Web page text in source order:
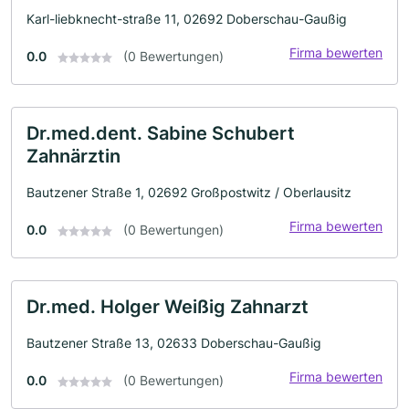
Karl-liebknecht-straße 11, 02692 Doberschau-Gaußig
0.0 (0 Bewertungen) Firma bewerten
Dr.med.dent. Sabine Schubert
Zahnärztin
Bautzener Straße 1, 02692 Großpostwitz / Oberlausitz
0.0 (0 Bewertungen) Firma bewerten
Dr.med. Holger Weißig Zahnarzt
Bautzener Straße 13, 02633 Doberschau-Gaußig
0.0 (0 Bewertungen) Firma bewerten